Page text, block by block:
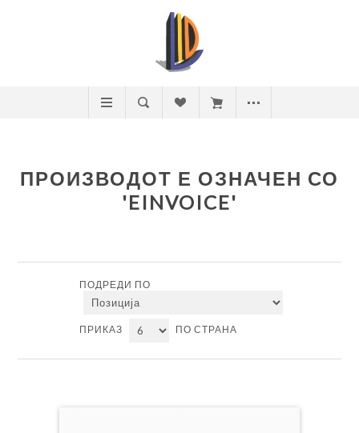
ПРОИЗВОДОТ Е ОЗНАЧЕН СО
'EINVOICE'
ПОДРЕДИ ПО
ПРИКАЗ ПО СТРАНА